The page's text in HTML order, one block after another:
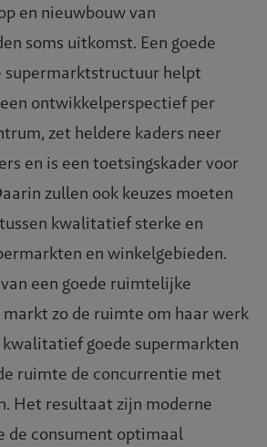
en nieuwbouw van
soms uitkomst. Een goede
supermarktstructuur helpt
ontwikkelperspectief per
zet heldere kaders neer
en is een toetsingskader voor
zullen ook keuzes moeten
kwalitatief sterke en
en winkelgebieden.
een goede ruimtelijke
zo de ruimte om haar werk
goede supermarkten
ruimte de concurrentie met
Het resultaat zijn moderne
de consument optimaal